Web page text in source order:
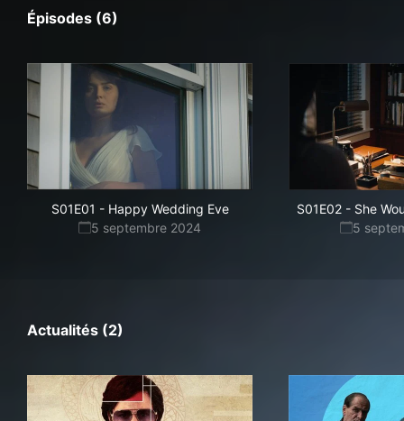
Épisodes (6)
S01E01 - Happy Wedding Eve
5 septembre 2024
S01E02- She
5
Actualités (2)